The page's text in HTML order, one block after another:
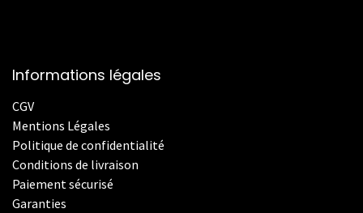
Informations légales
CGV
Mentions Légales
Politique de confidentialité
Conditions de livraison
Paiement sécurisé
Garanties